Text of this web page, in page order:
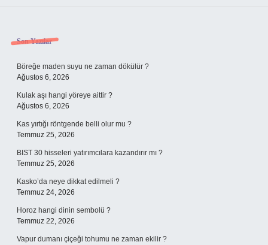
Sidebar
Son Yazılar
Böreğe maden suyu ne zaman dökülür ?
Ağustos 6, 2026
Kulak aşı hangi yöreye aittir ?
Ağustos 6, 2026
Kas yırtığı röntgende belli olur mu ?
Temmuz 25, 2026
BIST 30 hisseleri yatırımcılara kazandırır mı ?
Temmuz 25, 2026
Kasko’da neye dikkat edilmeli ?
Temmuz 24, 2026
Horoz hangi dinin sembolü ?
Temmuz 22, 2026
Vapur dumanı çiçeği tohumu ne zaman ekilir ?